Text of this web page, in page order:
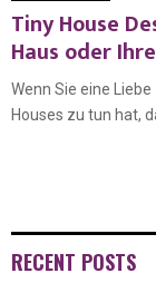
Tiny House
Haus oder
Wenn Sie eine
Houses zu tun hat,
RECENT POSTS